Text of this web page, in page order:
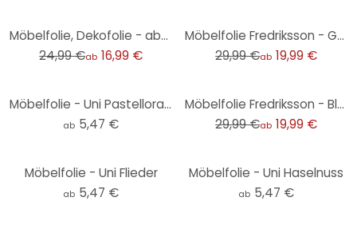
Möbelfolie, Dekofolie - abwischbar - Waben
24,99 €ab 16,99 €
Möbelfolie Fredriksson - Goldene Geometrie
29,99 €ab 19,99 €
Möbelfolie - Uni Pastellorange
ab 5,47 €
Möbelfolie Fredriksson - Blau-grüner Edelstein
29,99 €ab 19,99 €
Möbelfolie - Uni Flieder
ab 5,47 €
Möbelfolie - Uni Haselnuss
ab 5,47 €